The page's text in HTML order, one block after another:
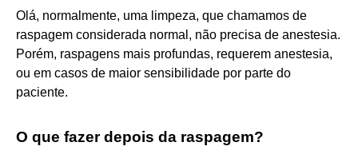
Olá, normalmente, uma limpeza, que chamamos de
raspagem considerada normal, não precisa de anestesia.
Porém, raspagens mais profundas, requerem anestesia,
ou em casos de maior sensibilidade por parte do
paciente.
O que fazer depois da raspagem?